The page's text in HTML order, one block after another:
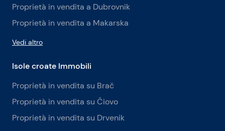
Proprietà in vendita a Dubrovnik
Proprietà in vendita a Makarska
Vedi altro
Isole croate Immobili
Proprietà in vendita su Brač
Proprietà in vendita su Čiovo
Proprietà in vendita su Drvenik